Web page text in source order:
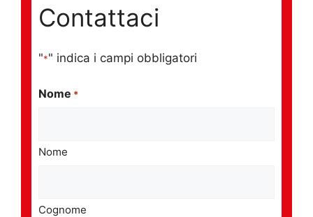
Contattaci
"*" indica i campi obbligatori
Nome *
Nome
Cognome